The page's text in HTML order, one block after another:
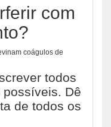
com
coágulos de
todos
Dê
de todos os